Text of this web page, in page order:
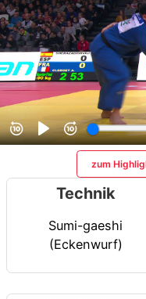
zum
Technik
Sumi-gaeshi
(Eckenwurf)